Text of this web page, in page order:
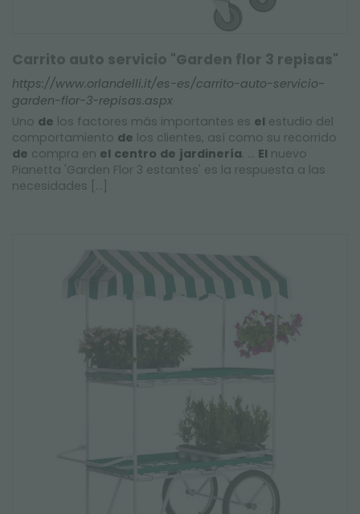
Carrito auto servicio "Garden flor 3 repisas"
https://www.orlandelli.it/es-es/carrito-auto-servicio-
garden-flor-3-repisas.aspx
Uno de los factores más importantes es el estudio del
comportamiento de los clientes, así como su recorrido
de compra en el centro de jardinería. ... El nuevo
Pianetta 'Garden Flor 3 estantes' es la respuesta a las
necesidades [...]